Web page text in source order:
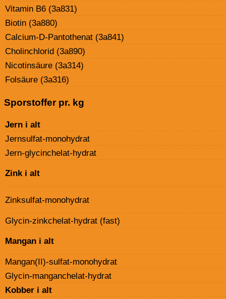
Vitamin B6 (3a831)
Biotin (3a880)
Calcium-D-Pantothenat (3a841)
Cholinchlorid (3a890)
Nicotinsäure (3a314)
Folsäure (3a316)
Sporstoffer pr. kg
Jern i alt
Jernsulfat-monohydrat
Jern-glycinchelat-hydrat
Zink i alt
Zinksulfat-monohydrat
Glycin-zinkchelat-hydrat (fast)
Mangan i alt
Mangan(II)-sulfat-monohydrat
Glycin-manganchelat-hydrat
Kobber i alt